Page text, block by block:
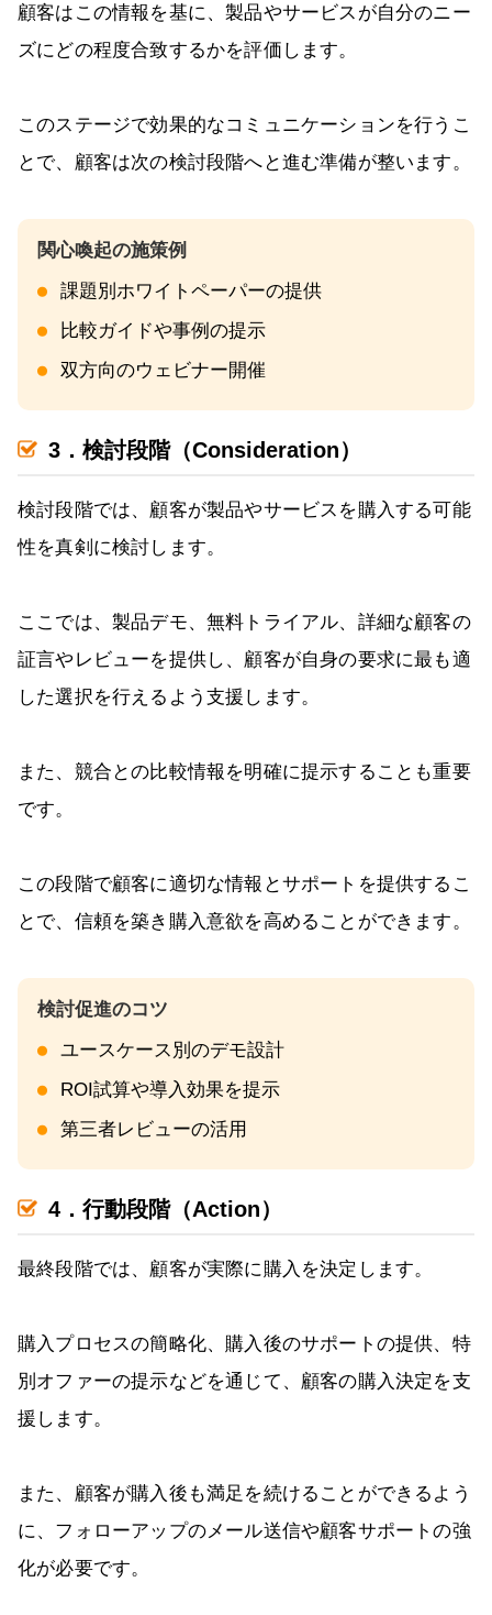
顧客はこの情報を基に、製品やサービスが自分のニー
ズにどの程度合致するかを評価します。
このステージで効果的なコミュニケーションを行うこ
とで、顧客は次の検討段階へと進む準備が整います。
課題別ホワイトペーパーの提供
比較ガイドや事例の提示
双方向のウェビナー開催
3．検討段階（Consideration）
検討段階では、顧客が製品やサービスを購入する可能
性を真剣に検討します。
ここでは、製品デモ、無料トライアル、詳細な顧客の
証言やレビューを提供し、顧客が自身の要求に最も適
した選択を行えるよう支援します。
また、競合との比較情報を明確に提示することも重要
です。
この段階で顧客に適切な情報とサポートを提供するこ
とで、信頼を築き購入意欲を高めることができます。
ユースケース別のデモ設計
ROI試算や導入効果を提示
第三者レビューの活用
4．行動段階（Action）
最終段階では、顧客が実際に購入を決定します。
購入プロセスの簡略化、購入後のサポートの提供、特
別オファーの提示などを通じて、顧客の購入決定を支
援します。
また、顧客が購入後も満足を続けることができるよう
に、フォローアップのメール送信や顧客サポートの強
化が必要です。